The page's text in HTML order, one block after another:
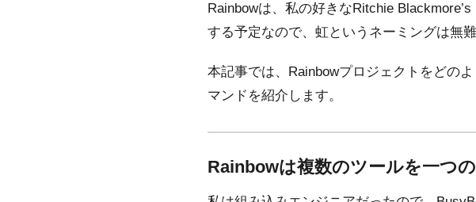
Rainbowは、私の好きなRitchie
する予定なので、虹というネーミングは無
本記事では、Rainbowプロジェクトをどの
マンドを紹介します。
Rainbowは複数のツールを一つ